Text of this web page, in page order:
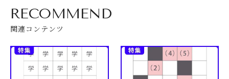
RECOMMEND
関連コンテンツ